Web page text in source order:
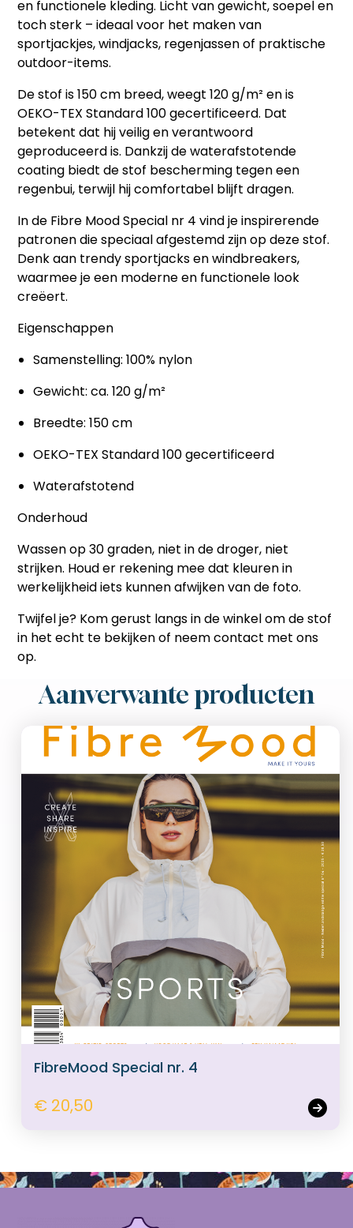
en functionele kleding. Licht van gewicht, soepel en
toch sterk – ideaal voor het maken van
sportjackjes, windjacks, regenjassen of praktische
outdoor-items.
De stof is 150 cm breed, weegt 120 g/m² en is
OEKO-TEX Standard 100 gecertificeerd. Dat
betekent dat hij veilig en verantwoord
geproduceerd is. Dankzij de waterafstotende
coating biedt de stof bescherming tegen een
regenbui, terwijl hij comfortabel blijft dragen.
In de Fibre Mood Special nr 4 vind je inspirerende
patronen die speciaal afgestemd zijn op deze stof.
Denk aan trendy sportjacks en windbreakers,
waarmee je een moderne en functionele look
creëert.
Eigenschappen
Samenstelling: 100% nylon
Gewicht: ca. 120 g/m²
Breedte: 150 cm
OEKO-TEX Standard 100 gecertificeerd
Waterafstotend
Onderhoud
Wassen op 30 graden, niet in de droger, niet
strijken. Houd er rekening mee dat kleuren in
werkelijkheid iets kunnen afwijken van de foto.
Twijfel je? Kom gerust langs in de winkel om de stof
in het echt te bekijken of neem contact met ons
op.
Aanverwante producten
FibreMood Special nr. 4
€ 20,50